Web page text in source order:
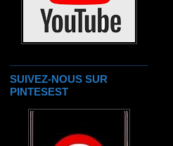
SUIVEZ-NOUS SUR
PINTESEST